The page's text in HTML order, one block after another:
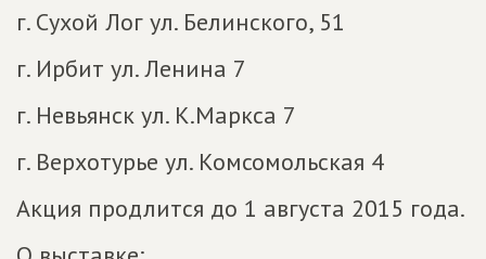
г. Сухой Лог ул. Белинского, 51
г. Ирбит ул. Ленина 7
г. Невьянск ул. К.Маркса 7
г. Верхотурье ул. Комсомольская 4
Акция продлится до 1 августа 2015 года.